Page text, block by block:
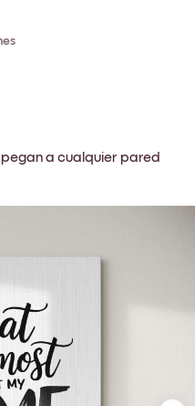
a cualquier pared